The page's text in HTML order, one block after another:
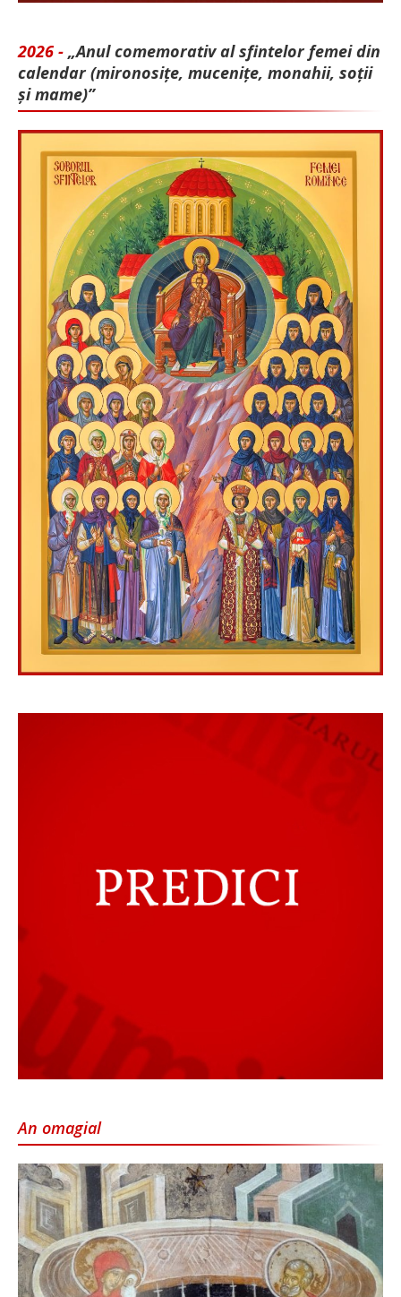
2026 - „Anul comemorativ al sfintelor femei din
calendar (mironosițe, mu­cenițe, monahii, soții
și mame)”
An omagial